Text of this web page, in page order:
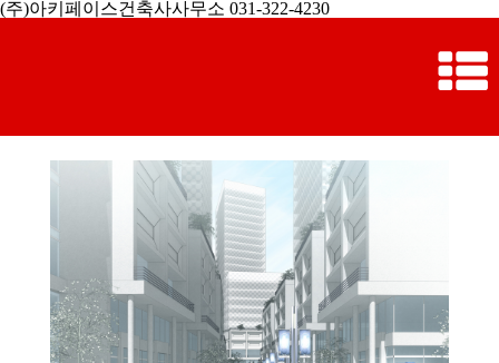
(주)아키페이스건축사사무소 031-322-4230